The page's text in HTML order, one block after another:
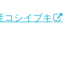
シイブキ